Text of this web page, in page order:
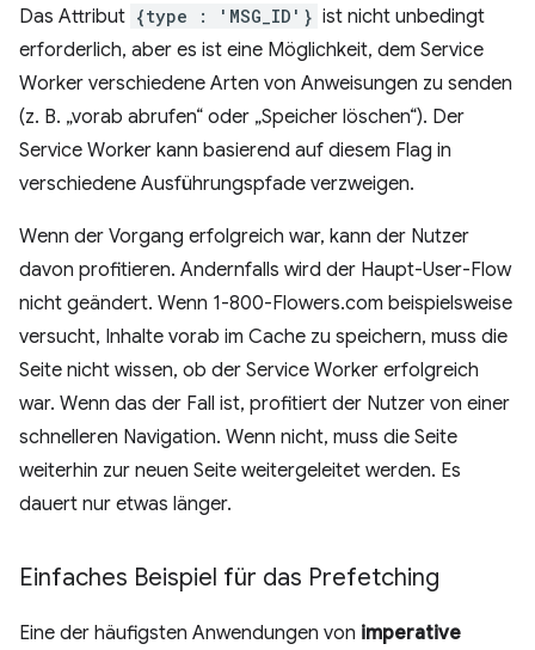
Das Attribut {type : 'MSG_ID'} ist nicht unbedingt
erforderlich, aber es ist eine Möglichkeit, dem Service
Worker verschiedene Arten von Anweisungen zu senden
(z. B. „vorab abrufen“ oder „Speicher löschen“). Der
Service Worker kann basierend auf diesem Flag in
verschiedene Ausführungspfade verzweigen.
Wenn der Vorgang erfolgreich war, kann der Nutzer
davon profitieren. Andernfalls wird der Haupt-User-Flow
nicht geändert. Wenn 1-800-Flowers.com beispielsweise
versucht, Inhalte vorab im Cache zu speichern, muss die
Seite nicht wissen, ob der Service Worker erfolgreich
war. Wenn das der Fall ist, profitiert der Nutzer von einer
schnelleren Navigation. Wenn nicht, muss die Seite
weiterhin zur neuen Seite weitergeleitet werden. Es
dauert nur etwas länger.
Einfaches Beispiel für das Prefetching
Eine der häufigsten Anwendungen von imperative